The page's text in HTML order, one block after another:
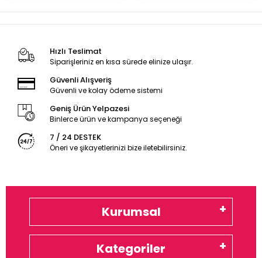
Hızlı Teslimat
Siparişleriniz en kısa sürede elinize ulaşır.
Güvenli Alışveriş
Güvenli ve kolay ödeme sistemi
Geniş Ürün Yelpazesi
Binlerce ürün ve kampanya seçeneği
7 / 24 DESTEK
Öneri ve şikayetlerinizi bize iletebilirsiniz.
Kurumsal
Kategoriler